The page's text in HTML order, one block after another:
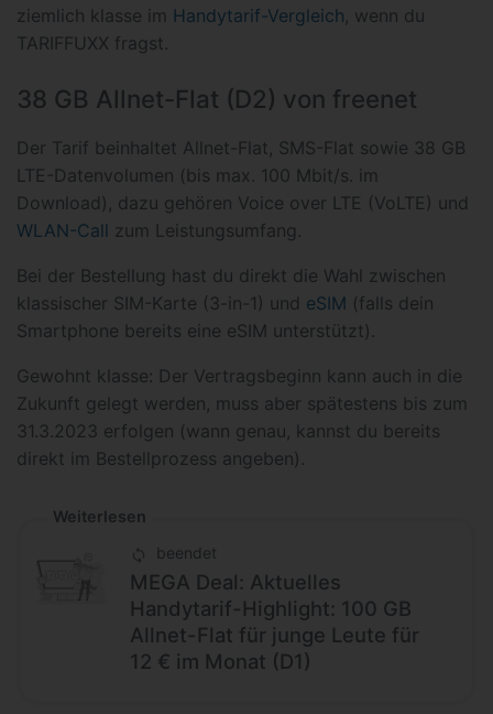
ziemlich klasse im Handytarif-Vergleich, wenn du
TARIFFUXX fragst.
38 GB Allnet-Flat (D2) von freenet
Der Tarif beinhaltet Allnet-Flat, SMS-Flat sowie 38 GB
LTE-Datenvolumen (bis max. 100 Mbit/s. im
Download), dazu gehören Voice over LTE (VoLTE) und
WLAN-Call zum Leistungsumfang.
Bei der Bestellung hast du direkt die Wahl zwischen
klassischer SIM-Karte (3-in-1) und eSIM (falls dein
Smartphone bereits eine eSIM unterstützt).
Gewohnt klasse: Der Vertragsbeginn kann auch in die
Zukunft gelegt werden, muss aber spätestens bis zum
31.3.2023 erfolgen (wann genau, kannst du bereits
direkt im Bestellprozess angeben).
Weiterlesen
beendet
MEGA Deal: Aktuelles
Handytarif-Highlight: 100 GB
Allnet-Flat für junge Leute für
12 € im Monat (D1)